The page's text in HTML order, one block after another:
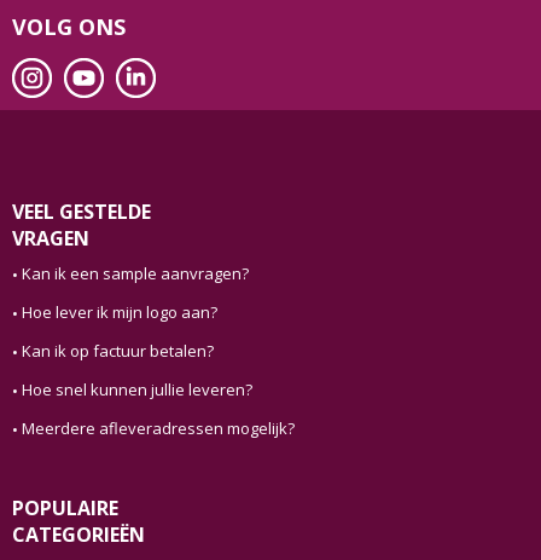
VOLG ONS
VEEL GESTELDE
VRAGEN
Kan ik een sample aanvragen?
Hoe lever ik mijn logo aan?
Kan ik op factuur betalen?
Hoe snel kunnen jullie leveren?
Meerdere afleveradressen mogelijk?
POPULAIRE
CATEGORIEËN